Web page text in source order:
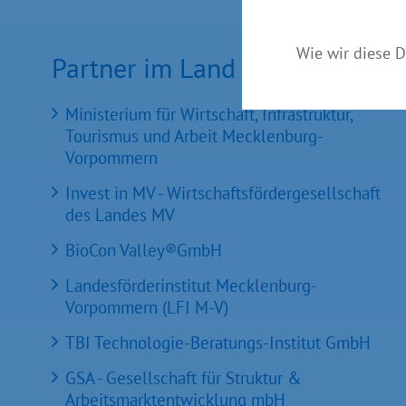
Wie wir diese
Partner im Land
Ministerium für Wirtschaft, Infrastruktur,
Tourismus und Arbeit Mecklenburg-
Vorpommern
Invest in MV - Wirtschaftsfördergesellschaft
des Landes MV
BioCon Valley®GmbH
Landesförderinstitut Mecklenburg-
Vorpommern (LFI M-V)
TBI Technologie-Beratungs-Institut GmbH
GSA - Gesellschaft für Struktur &
Arbeitsmarktentwicklung mbH